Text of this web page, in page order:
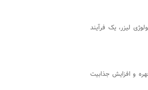
لیزر، یک فرآیند
و افزایش جذابیت